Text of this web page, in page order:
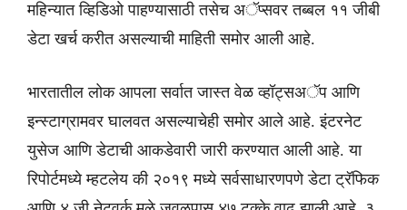
महिन्यात व्हिडिओ पाहण्यासाठी तसेच अॅप्सवर तब्बल ११ जीबी
डेटा खर्च करीत असल्याची माहिती समोर आली आहे.
भारतातील लोक आपला सर्वात जास्त वेळ व्हॉट्सअॅप आणि
इन्स्टाग्रामवर घालवत असल्याचेही समोर आले आहे. इंटरनेट
युसेज आणि डेटाची आकडेवारी जारी करण्यात आली आहे. या
रिपोर्टमध्ये म्हटलेय की २०१९ मध्ये सर्वसाधारणपणे डेटा ट्रॅफिक